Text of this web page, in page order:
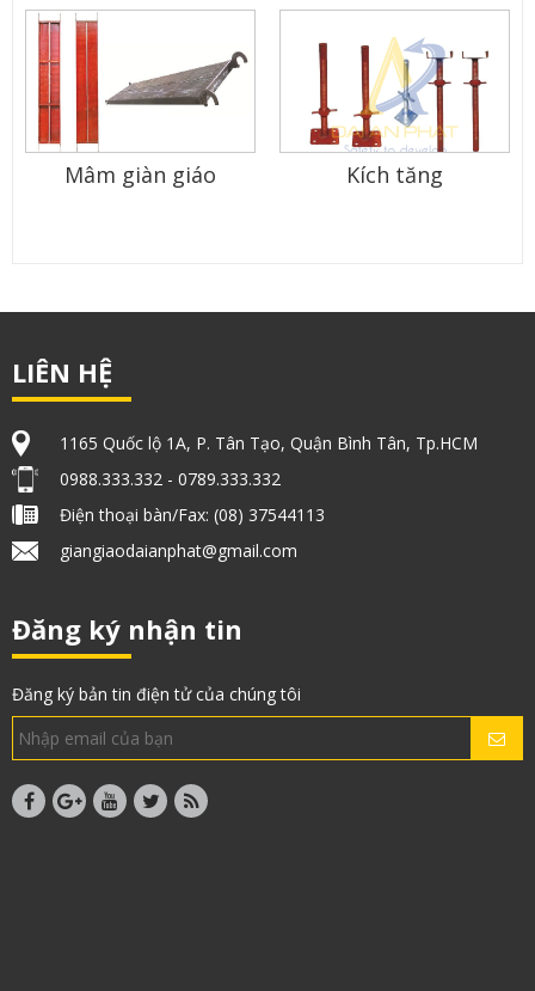
Mâm giàn giáo Kích tăng
LIÊN HỆ
1165 Quốc lộ 1A, P. Tân Tạo, Quận Bình Tân, Tp.HCM
0988.333.332 - 0789.333.332
Điện thoại bàn/Fax: (08) 37544113
giangiaodaianphat@gmail.com
Đăng ký nhận tin
Đăng ký bản tin điện tử của chúng tôi